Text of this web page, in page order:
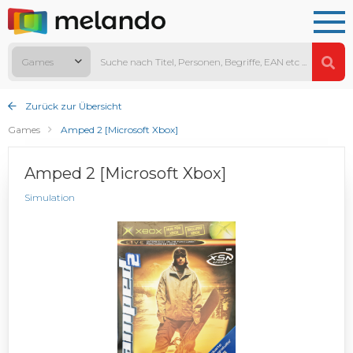
Games
Zurück zur Übersicht
Games
Amped 2 [Microsoft Xbox]
Amped 2 [Microsoft Xbox]
Simulation